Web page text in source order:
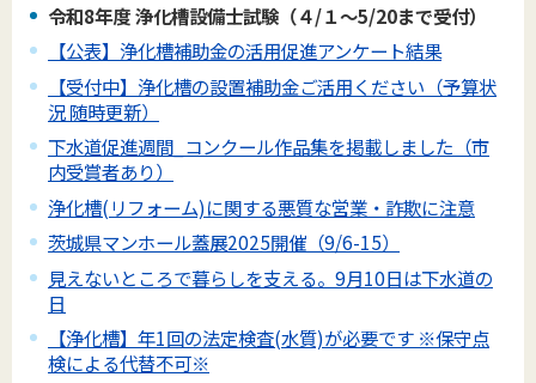
令和8年度 浄化槽設備士試験（４/１～5/20まで受付）
【公表】浄化槽補助金の活用促進アンケート結果
【受付中】浄化槽の設置補助金ご活用ください（予算状
況 随時更新）
下水道促進週間_コンクール作品集を掲載しました（市
内受賞者あり）
浄化槽(リフォーム)に関する悪質な営業・詐欺に注意
茨城県マンホール蓋展2025開催（9/6-15）
見えないところで暮らしを支える。9月10日は下水道の
日
【浄化槽】年1回の法定検査(水質)が必要です ※保守点
検による代替不可※